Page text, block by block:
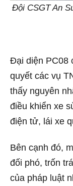
Đội CSGT An
Đại diện PC08
quyết các vụ
thấy nguyên
điều khiển xe
điện tử, lái xe
Bên cạnh đó,
đối phó, trốn
của pháp luật